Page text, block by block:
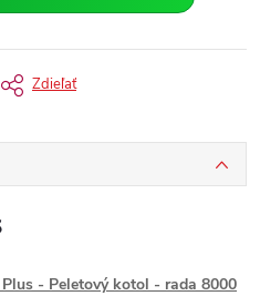
Zdieľať
- Peletový kotol - rada 8000